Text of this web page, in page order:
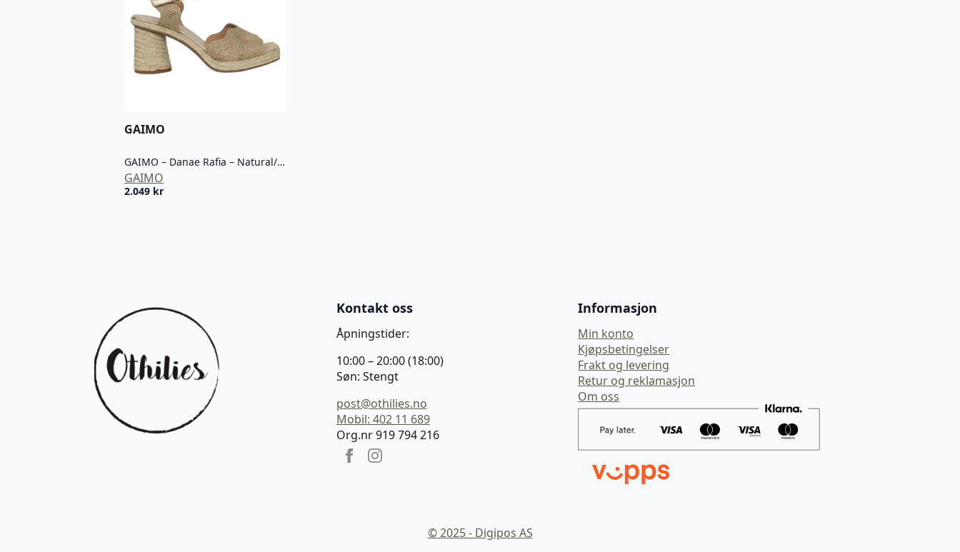
GAIMO
GAIMO – Danae Rafia – Natural/Platino
GAIMO
2.049 kr
Kontakt oss
Åpningstider:
10:00 – 20:00 (18:00)
Søn: Stengt
post@othilies.no
Mobil: 402 11 689
Org.nr 919 794 216
Informasjon
Min konto
Kjøpsbetingelser
Frakt og levering
Retur og reklamasjon
Om oss
© 2025 - Digipos AS